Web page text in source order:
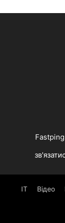
IT Відео